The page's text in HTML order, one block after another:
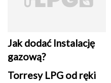
Jak dodać Instalację
gazową?
Torresy LPG od ręki